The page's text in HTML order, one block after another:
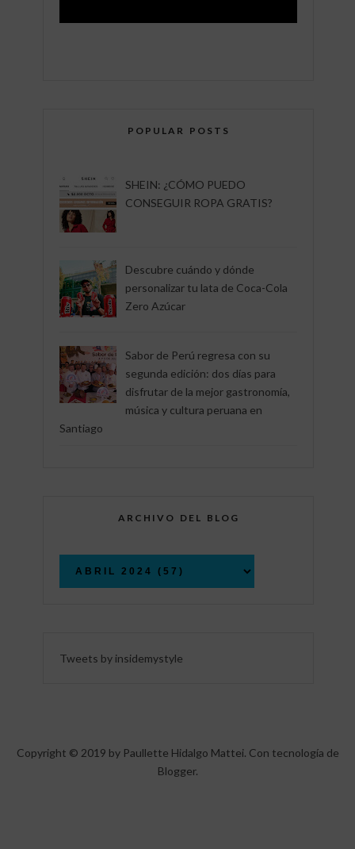
POPULAR POSTS
SHEIN: ¿CÓMO PUEDO
CONSEGUIR ROPA GRATIS?
Descubre cuándo y dónde
personalizar tu lata de Coca-Cola
Zero Azúcar
Sabor de Perú regresa con su
segunda edición: dos días para
disfrutar de la mejor gastronomía,
música y cultura peruana en
Santiago
ARCHIVO DEL BLOG
Tweets by insidemystyle
Copyright © 2019 by Paullette Hidalgo Mattei. Con tecnología de
Blogger.